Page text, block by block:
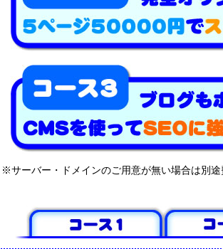
※サーバー・ドメインのご用意が無い場合は別